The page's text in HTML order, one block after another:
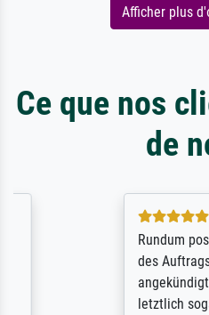
Afficher plus
Ce que nos
de
5 / 5
Rundum positive
des Auftrags hat eine
angekündigte
letztlich sogar etwas